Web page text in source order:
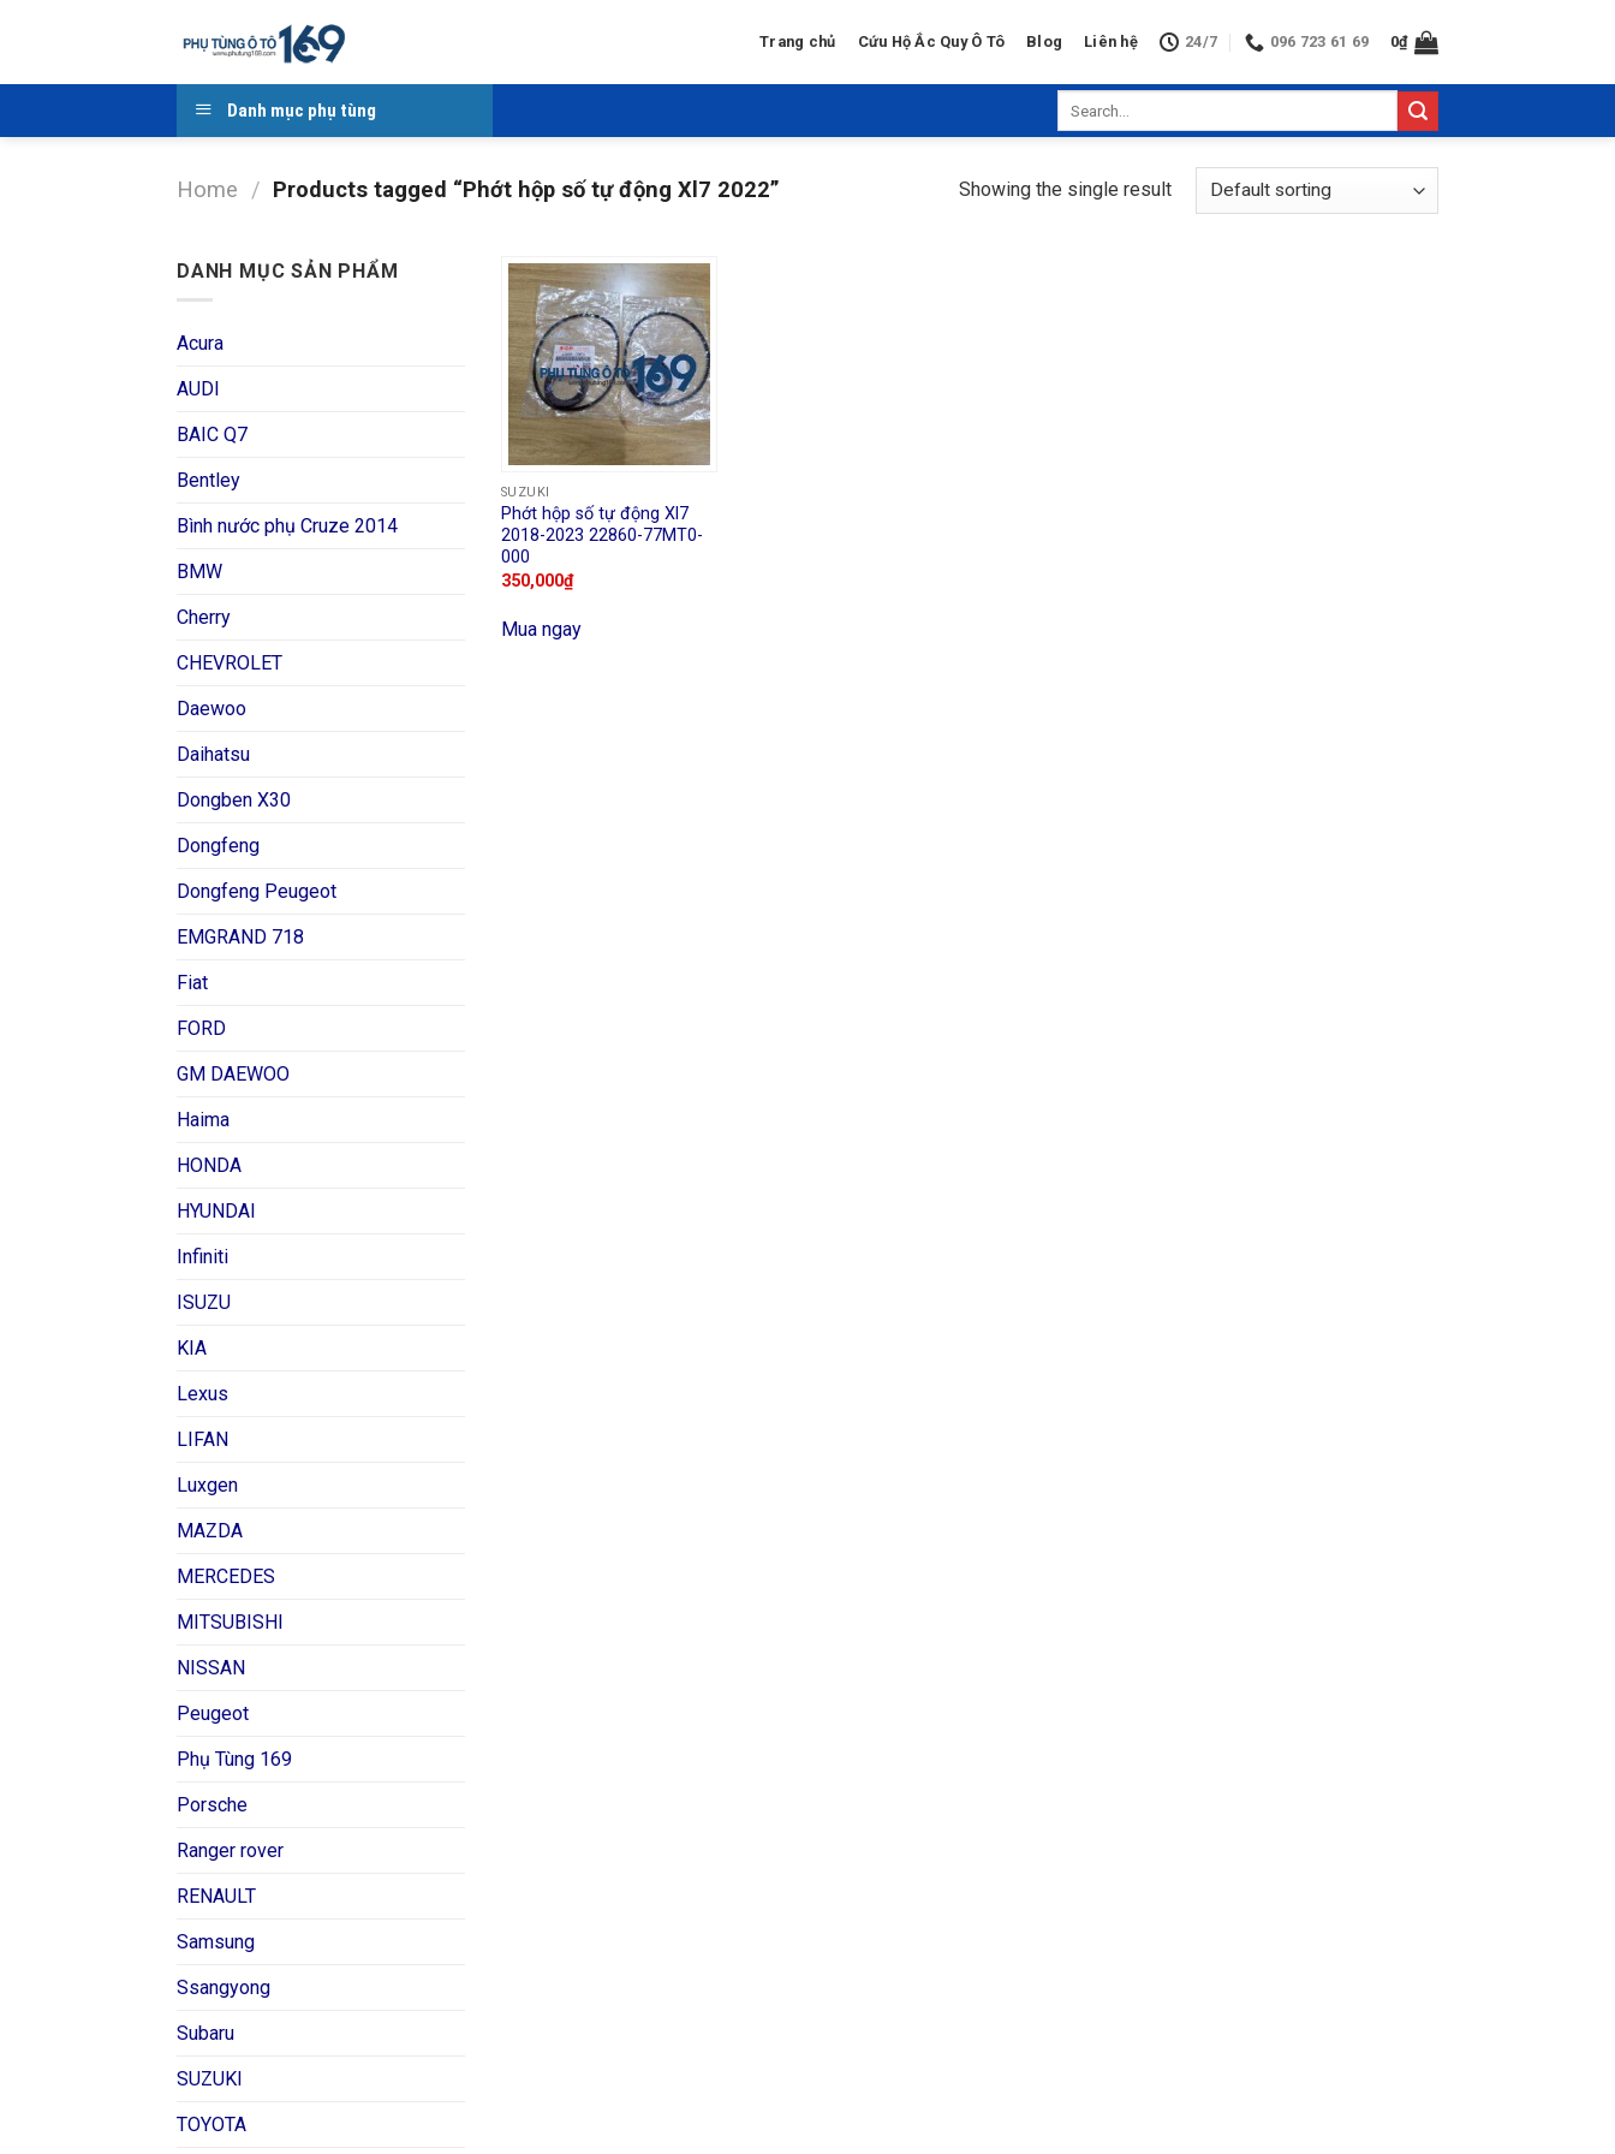
Trang chủ Cứu Hộ Ắc Quy Ô Tô Blog Liên hệ 24/7 096 723 61 69 0₫
Danh mục phụ tùng
Home / Products tagged “Phớt hộp số tự động Xl7 2022” Showing the single result
DANH MỤC SẢN PHẨM
Acura
AUDI
BAIC Q7
Bentley
Bình nước phụ Cruze 2014
BMW
Cherry
CHEVROLET
Daewoo
Daihatsu
Dongben X30
Dongfeng
Dongfeng Peugeot
EMGRAND 718
Fiat
FORD
GM DAEWOO
Haima
HONDA
HYUNDAI
Infiniti
ISUZU
KIA
Lexus
LIFAN
Luxgen
MAZDA
MERCEDES
MITSUBISHI
NISSAN
Peugeot
Phụ Tùng 169
Porsche
Ranger rover
RENAULT
Samsung
Ssangyong
Subaru
SUZUKI
TOYOTA
SUZUKI
Phớt hộp số tự động Xl7
2018-2023 22860-77MT0-
000
350,000₫
Mua ngay